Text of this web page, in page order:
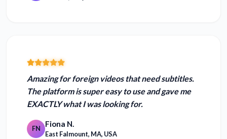
Amazing for foreign videos that need subtitles.
The platform is super easy to use andgave me
EXACTLY what I was looking for.
FN Fiona N.
East Falmount, MA, USA